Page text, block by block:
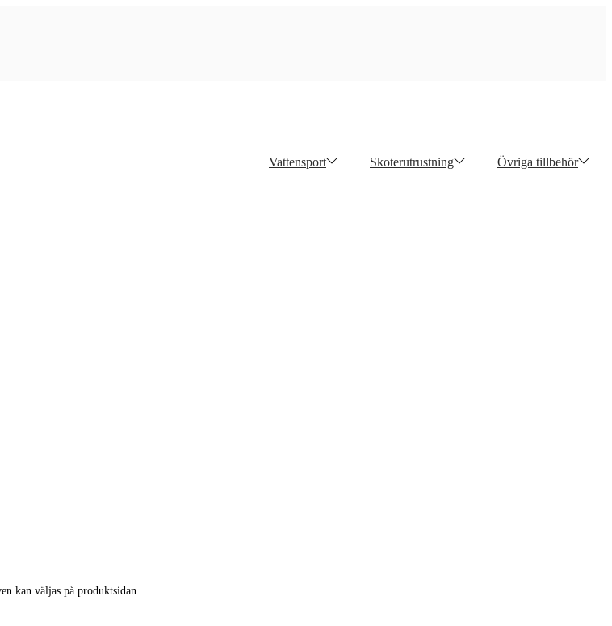
Vattensport Skoterutrustning Övriga tillbehör
kan väljas på produktsidan